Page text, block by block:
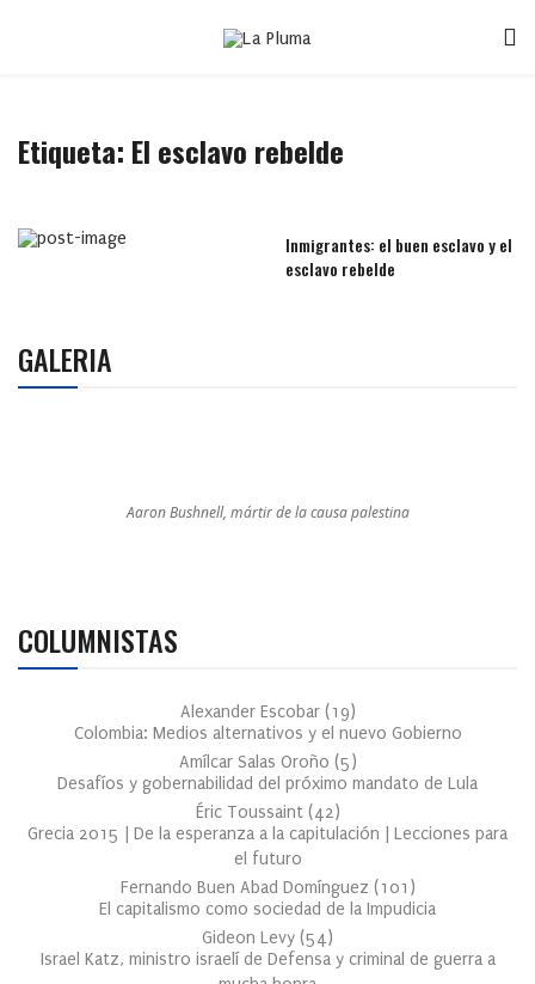
Etiqueta: El esclavo rebelde
Inmigrantes: el buen esclavo y el
esclavo rebelde
GALERIA
Aaron Bushnell, mártir de la causa palestina
COLUMNISTAS
Alexander Escobar (19)
Colombia: Medios alternativos y el nuevo Gobierno
Amílcar Salas Oroño (5)
Desafíos y gobernabilidad del próximo mandato de Lula
Éric Toussaint (42)
Grecia 2015 | De la esperanza a la capitulación | Lecciones para
el futuro
Fernando Buen Abad Domínguez (101 )
El capitalismo como sociedad de la Impudicia
Gideon Levy (54)
Israel Katz, ministro israelí de Defensa y criminal de guerra a